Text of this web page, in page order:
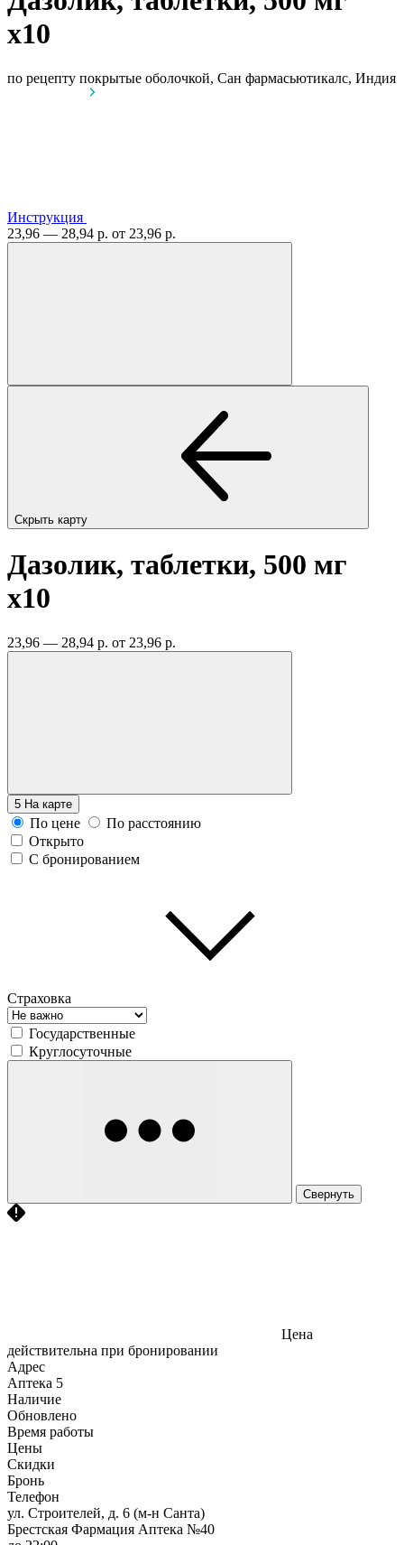
x10
по рецепту покрытые оболочкой, Сан фармасьютикалс, Индия
Инструкция
23,96 — 28,94 р. от 23,96 р.
Скрыть карту
Дазолик, таблетки, 500 мг
x10
23,96 — 28,94 р. от 23,96 р.
5 На карте
По цене
По расстоянию
Открыто
С бронированием
Страховка
Государственные
Круглосуточные
Свернуть
Цена
действительна при бронировании
Адрес
Аптека 5
Наличие
Обновлено
Время работы
Цены
Скидки
Бронь
Телефон
ул. Строителей, д. 6 (м-н Санта)
Брестская Фармация Аптека №40